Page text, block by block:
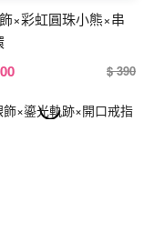
×彩虹圓珠小熊×串
$ 390